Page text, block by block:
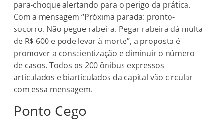
para-choque alertando para o perigo da prática.
Com a mensagem “Próxima parada: pronto-
socorro. Não pegue rabeira. Pegar rabeira dá multa
de R$ 600 e pode levar à morte”, a proposta é
promover a conscientização e diminuir o número
de casos. Todos os 200 ônibus expressos
articulados e biarticulados da capital vão circular
com essa mensagem.
Ponto Cego